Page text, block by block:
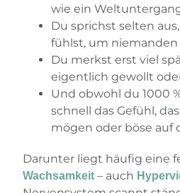
wie ein
Du sprichst selten
fühlst, um niemanden
Du merkst erst viel
eigentlich gewollt
Und obwohl du 1000
schnell das Gefühl,
mögen oder böse auf
Darunter liegt häufig eine
Wachsamkeit – auch